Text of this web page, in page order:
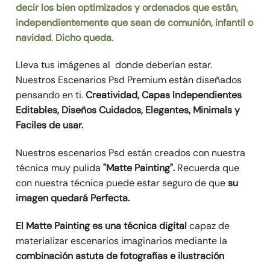
decir los bien optimizados y ordenados que están,
independientemente que sean de comunión, infantil o
navidad. Dicho queda.
Lleva tus imágenes al donde deberían estar.
Nuestros Escenarios Psd Premium están diseñados
pensando en ti.Creatividad, Capas Independientes
Editables, Diseños Cuidados, Elegantes, Minimals y
Faciles de usar.
Nuestros escenarios Psd están creados con nuestra
técnica muy pulida"Matte Painting". Recuerda que
con nuestra técnica puede estar seguro de quesu
imagen quedará Perfecta.
El Matte Painting es una técnica digitalcapaz de
materializar escenarios imaginarios mediante la
combinación astuta de fotografías e ilustración